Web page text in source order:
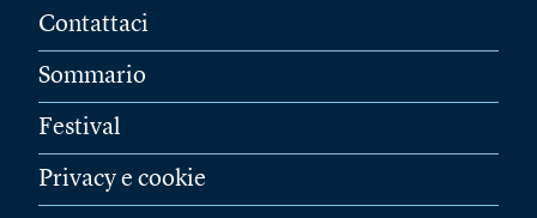
Contattaci
Sommario
Festival
Privacy e cookie